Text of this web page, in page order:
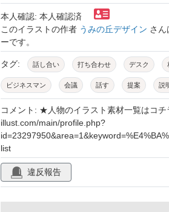
本人確認: 本人確認済
このイラストの作者 うみの丘デザイン さん
ーです。
タグ: 話し合い 打ち合わせ デスク
ビジネスマン 会議 話す 提案 説
アイデア 書類 机 スーツ ビジネ
営業 計画 クライアント
保険
素材
コメント: ★人物のイラスト素材一覧はコ
illust.com/main/profile.php?
list
違反報告